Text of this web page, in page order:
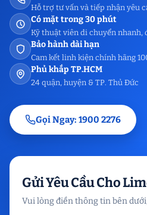
Hỗ trợ tư vấn và tiếp nhận yêu
Có mặt trong 30 phút
Kỹ thuật viên di chuyển nhanh,
Bảo hành dài hạn
Cam kết linh kiện chính hãng
Phủ khắp TP.HCM
24 quận, huyện & TP. Thủ Đức
Gọi Ngay: 1900 2276
Gửi Yêu Cầu Cho
Vui lòng điền thông tin bên